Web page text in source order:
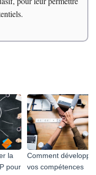
la
pour
Comment
vos compétences